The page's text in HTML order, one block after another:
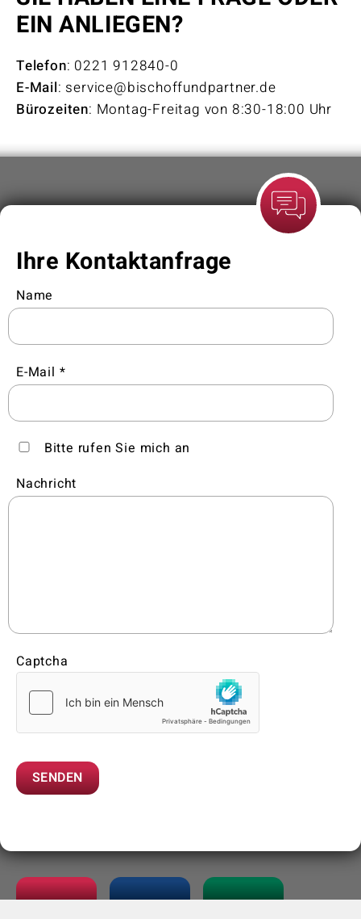
EIN ANLIEGEN?
Telefon: 0221 912840-0
E-Mail: service@bischoffundpartner.de
Bürozeiten: Montag-Freitag von 8:30-18:00 Uhr
Ihre Kontaktanfrage
Name
E-Mail
Bitte rufen Sie mich an
Nachricht
Captcha